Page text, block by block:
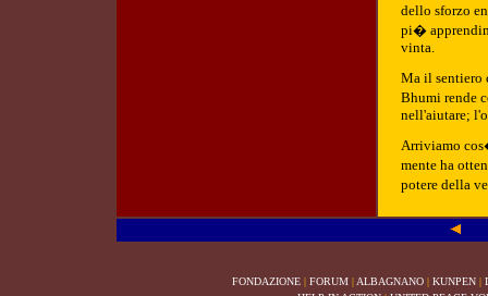
dello sforzo
pi�
vinta.
Ma il sentiero
Bhumi rende
nell'aiutare;
Arriviamo
mente ha
potere della
FONDAZIONE | FORUM | ALBAGNANO | KUNPEN |